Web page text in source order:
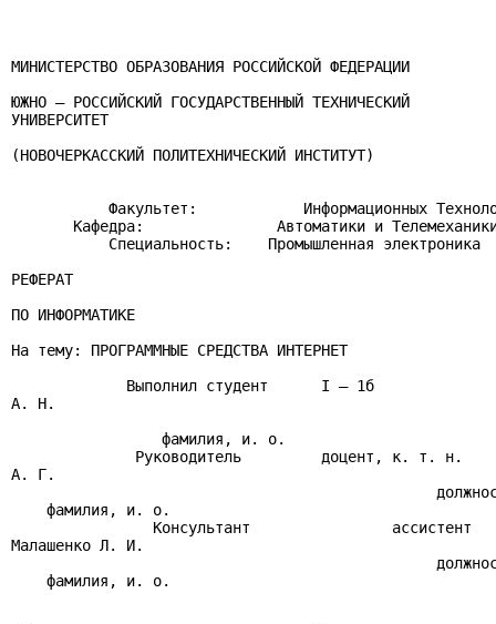
МИНИСТЕРСТВО ОБРАЗОВАНИЯ РОССИЙСКОЙ ФЕДЕРАЦИИ
ЮЖНО – РОССИЙСКИЙ ГОСУДАРСТВЕННЫЙ ТЕХНИЧЕСКИЙ
УНИВЕРСИТЕТ
(НОВОЧЕРКАССКИЙ ПОЛИТЕХНИЧЕСКИЙ ИНСТИТУТ)
Факультет:            Информационных
Кафедра:               Автоматики и
           Специальность:    Промышленная электроника
РЕФЕРАТ
ПО ИНФОРМАТИКЕ
На тему: ПРОГРАММНЫЕ СРЕДСТВА ИНТЕРНЕТ
Выполнил студент      I – 1б
А. Н.
                 фамилия, и. о.
Руководитель         доцент, к. т. н.
А. Г.
    фамилия, и. о.
                Консультант                ассистент
Малашенко Л. И.
    фамилия, и. о.